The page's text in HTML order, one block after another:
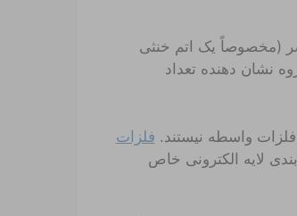
(مخصوصاً یک اتم خنثی
نشان دهنده تعداد
واسطه نیستند. فلزات
لایه الکترونی خاص